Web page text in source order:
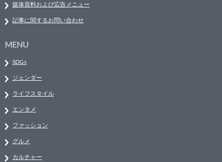
媒体資料および広告メニュー
記事に関するお問い合わせ
MENU
SDGs
ジェンダー
ライフスタイル
エンタメ
ファッション
グルメ
カルチャー